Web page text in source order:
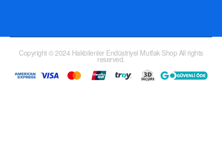
Copyright © 2024 Hakbilenler Endüstriyel Mutfak Shop All rights
reserved.